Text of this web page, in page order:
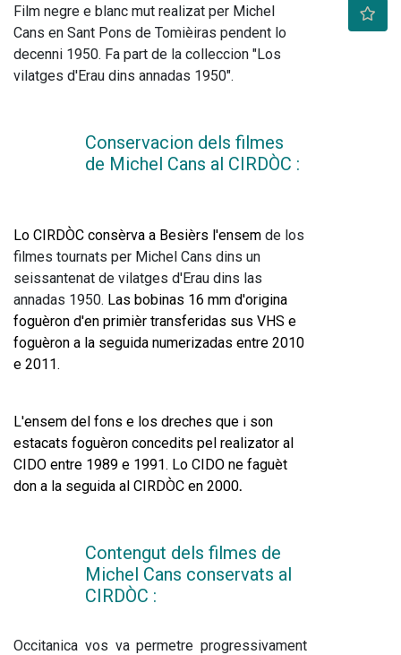
Film negre e blanc mut realizat per Michel
Cans en Sant Pons de Tomièiras pendent lo
decenni 1950. Fa part de la colleccion "Los
vilatges d'Erau dins annadas 1950".
Conservacion dels filmes
de Michel Cans al CIRDÒC :
Lo CIRDÒC consèrva a Besièrs l'ensem de los
filmes tournats per Michel Cans dins un
seissantenat de vilatges d'Erau dins las
annadas 1950. Las bobinas 16 mm d'origina
foguèron d'en primièr transferidas sus VHS e
foguèron a la seguida numerizadas entre 2010
e 2011.
L'ensem del fons e los dreches que i son
estacats foguèron concedits pel realizator al
CIDO entre 1989 e 1991. Lo CIDO ne faguèt
don a la seguida al CIRDÒC en 2000.
Contengut dels filmes de
Michel Cans conservats al
CIRDÒC :
Occitanica vos va permetre progressivament